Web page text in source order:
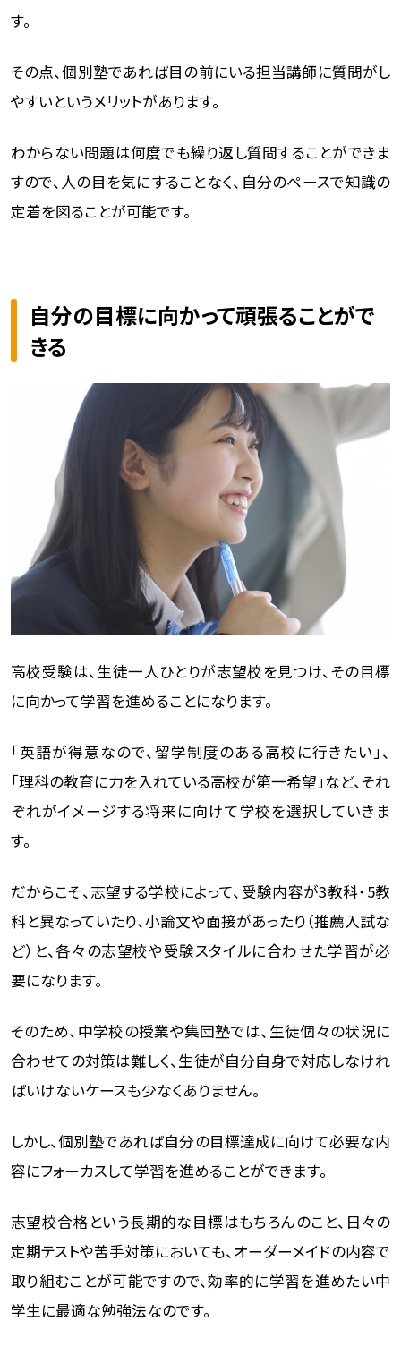
す。
その点、個別塾であれば目の前にいる担当講師に質問がし
やすいというメリットがあります。
わからない問題は何度でも繰り返し質問することができま
すので、人の目を気にすることなく、自分のペースで知識の
定着を図ることが可能です。
自分の目標に向かって頑張ることがで
きる
高校受験は、生徒一人ひとりが志望校を見つけ、その目標
に向かって学習を進めることになります。
「英語が得意なので、留学制度のある高校に行きたい」、
「理科の教育に力を入れている高校が第一希望」など、それ
ぞれがイメージする将来に向けて学校を選択していきま
す。
だからこそ、志望する学校によって、受験内容が3教科・5教
科と異なっていたり、小論文や面接があったり（推薦入試な
ど）と、各々の志望校や受験スタイルに合わせた学習が必
要になります。
そのため、中学校の授業や集団塾では、生徒個々の状況に
合わせての対策は難しく、生徒が自分自身で対応しなけれ
ばいけないケースも少なくありません。
しかし、個別塾であれば自分の目標達成に向けて必要な内
容にフォーカスして学習を進めることができます。
志望校合格という長期的な目標はもちろんのこと、日々の
定期テストや苦手対策においても、オーダーメイドの内容で
取り組むことが可能ですので、効率的に学習を進めたい中
学生に最適な勉強法なのです。